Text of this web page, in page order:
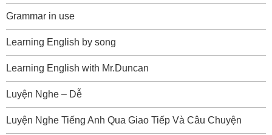
Grammar in use
Learning English by song
Learning English with Mr.Duncan
Luyện Nghe – Dễ
Luyện Nghe Tiếng Anh Qua Giao Tiếp Và Câu Chuyện